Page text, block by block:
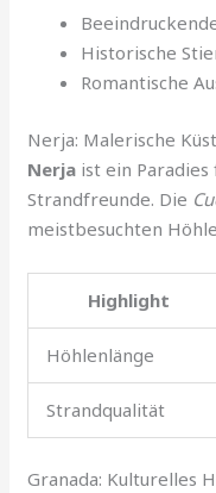
Historische
Romantische
Nerja: Malerische
Nerja ist ein
Strandfreunde. Die
meistbesuchten
Highlight
Höhlenlänge
Strandqualität
Granada: Kulturelles